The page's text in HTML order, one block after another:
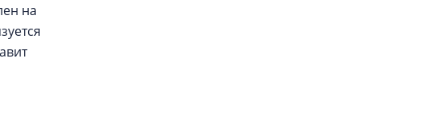
на